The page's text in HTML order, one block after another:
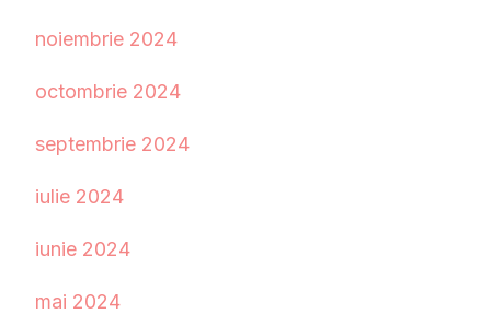
noiembrie 2024
octombrie 2024
septembrie 2024
iulie 2024
iunie 2024
mai 2024